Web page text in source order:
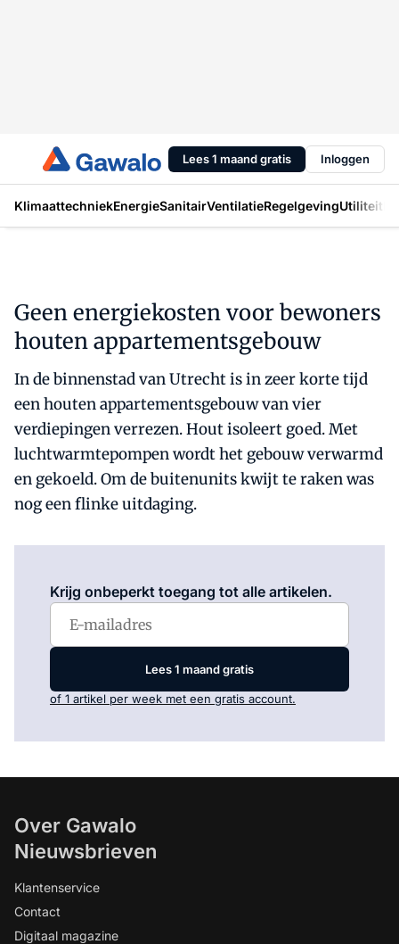
Lees 1 maand gratis Inloggen
KlimaattechniekEnergieSanitairVentilatieRegelgevingUtiliteit
Geen energiekosten voor bewoners
houten appartementsgebouw
In de binnenstad van Utrecht is in zeer korte tijd
een houten appartementsgebouw van vier
verdiepingen verrezen. Hout isoleert goed. Met
luchtwarmtepompen wordt het gebouw verwarmd
en gekoeld. Om de buitenunits kwijt te raken was
nog een flinke uitdaging.
Krijg onbeperkt toegang tot alle artikelen.
Lees 1 maand gratis
of 1 artikel per week met een gratis account.
Over Gawalo
Nieuwsbrieven
Klantenservice
Contact
Digitaal magazine